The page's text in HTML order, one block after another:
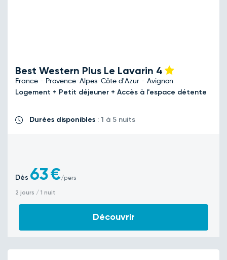
Best Western Plus Le Lavarin 4
France - Provence-Alpes-Côte d'Azur - Avignon
Logement + Petit déjeuner + Accès à l'espace détente
Durées disponibles : 1 à 5 nuits
Dès 63€/pers
2 jours / 1 nuit
Découvrir